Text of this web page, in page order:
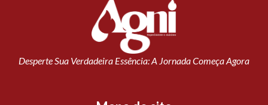
Desperte Sua Verdadeira Essência: A Jornada Começa Agora